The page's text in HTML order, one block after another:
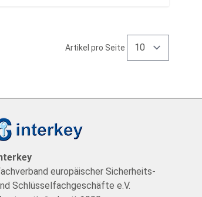
Artikel pro Seite
europäischer Sicherheits-
Schlüsselfachgeschäfte e.V.